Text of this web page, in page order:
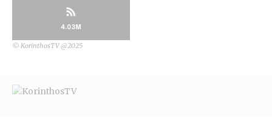
4.03M
© KorinthosTV @2025